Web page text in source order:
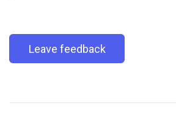
Leave feedback